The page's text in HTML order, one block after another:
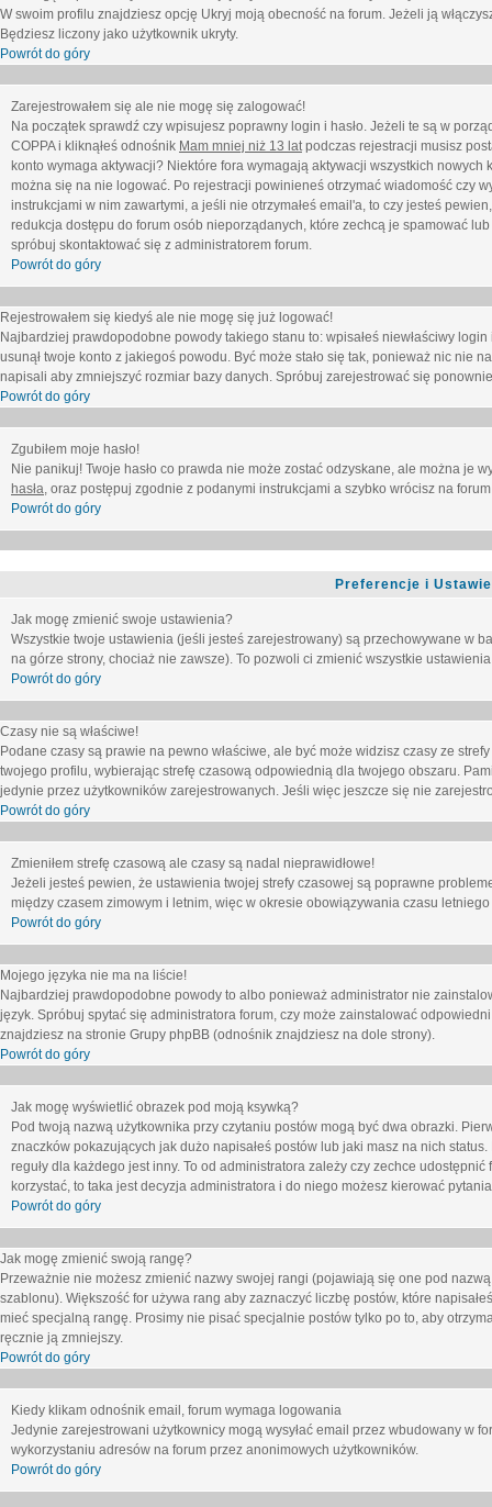
W swoim profilu znajdziesz opcję Ukryj moją obecność na forum. Jeżeli ją
Będziesz liczony jako użytkownik ukryty.
Powrót do góry
Zarejestrowałem się ale nie mogę się zalogować!
Na początek sprawdź czy wpisujesz poprawny login i hasło. Jeżeli te są w
COPPA i kliknąłeś odnośnik Mam mniej niż 13 latpodczas rejestracji musisz
konto wymaga aktywacji? Niektóre fora wymagają aktywacji wszystkich
można się na nie logować. Po rejestracji powinieneś otrzymać wiadomość czy
instrukcjami w nim zawartymi, a jeśli nie otrzymałeś email'a, to czy jesteś
redukcja dostępu do forum osób nieporządanych, które zechcą je spamować
spróbuj skontaktować się z administratorem forum.
Powrót do góry
Rejestrowałem się kiedyś ale nie mogę się już logować!
Najbardziej prawdopodobne powody takiego stanu to: wpisałeś niewłaściwy
usunął twoje konto z jakiegoś powodu. Być może stało się tak, ponieważ nic nie
napisali aby zmniejszyć rozmiar bazy danych. Spróbuj zarejestrować się
Powrót do góry
Zgubiłem moje hasło!
Nie panikuj! Twoje hasło co prawda nie może zostać odzyskane, ale można je
hasła, oraz postępuj zgodnie z podanymi instrukcjami a szybko wrócisz na forum
Powrót do góry
Preferencje i
Jak mogę zmienić swoje ustawienia?
Wszystkie twoje ustawienia (jeśli jesteś zarejestrowany) są przechowywane w
na górze strony, chociaż nie zawsze). To pozwoli ci zmienić wszystkie
Powrót do góry
Czasy nie są właściwe!
Podane czasy są prawie na pewno właściwe, ale być może widzisz czasy ze
twojego profilu, wybierając strefę czasową odpowiednią dla twojego obszaru.
jedynie przez użytkowników zarejestrowanych. Jeśli więc jeszcze się nie
Powrót do góry
Zmieniłem strefę czasową ale czasy są nadal nieprawidłowe!
Jeżeli jesteś pewien, że ustawienia twojej strefy czasowej są poprawne
między czasem zimowym i letnim, więc w okresie obowiązywania czasu
Powrót do góry
Mojego języka nie ma na liście!
Najbardziej prawdopodobne powody to albo ponieważ administrator nie
język. Spróbuj spytać się administratora forum, czy może zainstalować
znajdziesz na stronie Grupy phpBB (odnośnik znajdziesz na dole strony).
Powrót do góry
Jak mogę wyświetlić obrazek pod moją ksywką?
Pod twoją nazwą użytkownika przy czytaniu postów mogą być dwa obrazki.
znaczków pokazujących jak dużo napisałeś postów lub jaki masz na nich
reguły dla każdego jest inny. To od administratora zależy czy zechce
korzystać, to taka jest decyzja administratora i do niego możesz kierować
Powrót do góry
Jak mogę zmienić swoją rangę?
Przeważnie nie możesz zmienić nazwy swojej rangi (pojawiają się one pod
szablonu). Większość for używa rang aby zaznaczyć liczbę postów, które
mieć specjalną rangę. Prosimy nie pisać specjalnie postów tylko po to, aby
ręcznie ją zmniejszy.
Powrót do góry
Kiedy klikam odnośnik email, forum wymaga logowania
Jedynie zarejestrowani użytkownicy mogą wysyłać email przez wbudowany w
wykorzystaniu adresów na forum przez anonimowych użytkowników.
Powrót do góry